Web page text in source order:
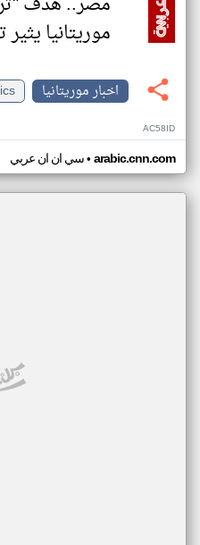
موريتانيا يثير
اخبار موريتانيا
AC58ID
سي ان ان عربي• arabic.cnn.com